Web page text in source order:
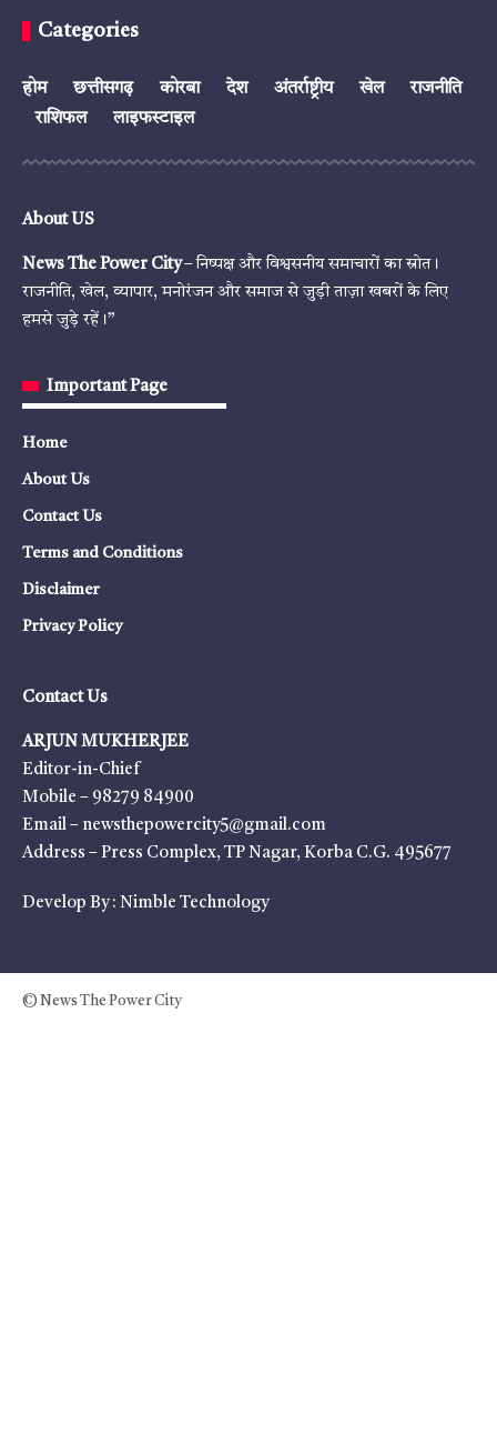
Categories
होम छत्तीसगढ़ कोरबा देश अंतर्राष्ट्रीय खेल
राजनीति
राशिफल
लाइफस्टाइल
About US
News The Power City– निष्पक्ष और विश्वसनीय समाचारों का स्रोत।
राजनीति, खेल, व्यापार, मनोरंजन और समाज से जुड़ी ताज़ा खबरों के लिए
हमसे जुड़े रहें।”
Important Page
Home
About Us
Contact Us
Terms and Conditions
Disclaimer
Privacy Policy
Contact Us
ARJUN MUKHERJEE
Editor-in-Chief
Mobile – 98279 84900
Email – newsthepowercity5@gmail.com
Address – Press Complex, TP Nagar, Korba C.G. 495677
Develop By : Nimble Technology
© News The Power City